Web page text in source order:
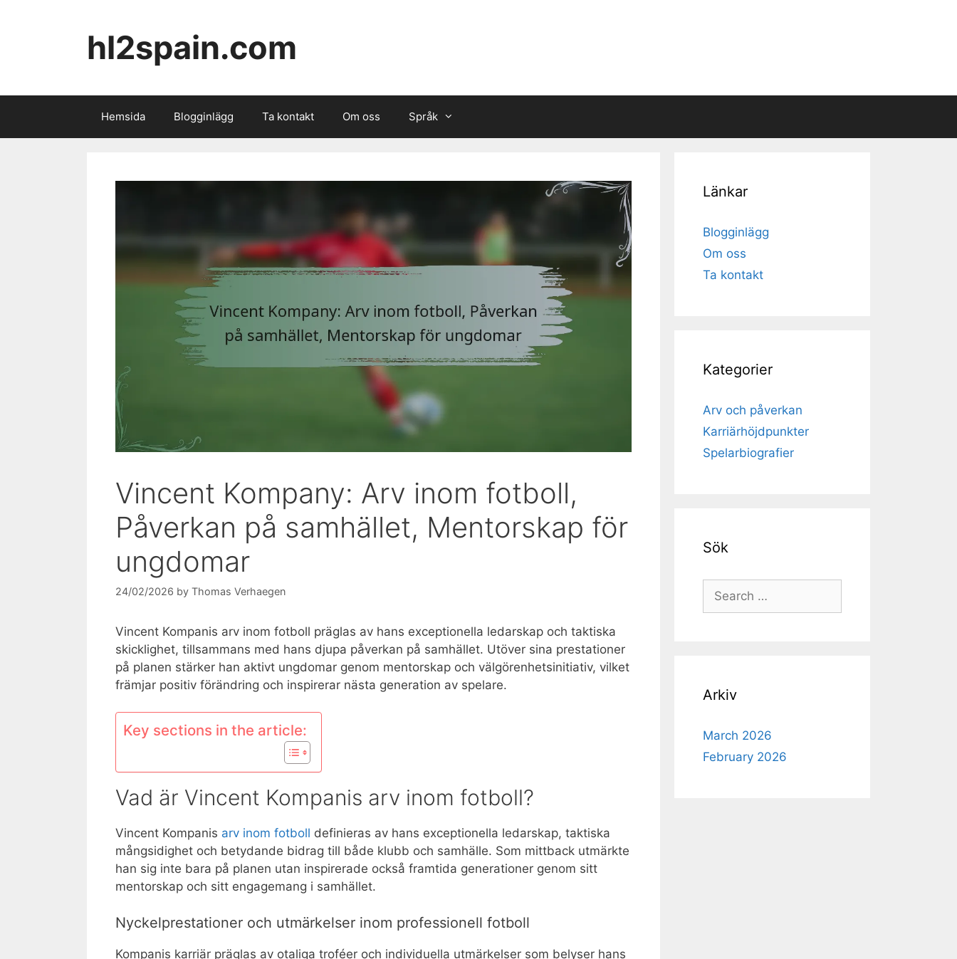
hl2spain.com
Hemsida Blogginlägg Ta kontakt Om oss Språk
Vincent Kompany: Arv inom fotboll,
Påverkan på samhället, Mentorskap för
ungdomar
24/02/2026 by Thomas Verhaegen
Vincent Kompanis arv inom fotboll präglas av hans exceptionella ledarskap och taktiska
skicklighet, tillsammans med hans djupa påverkan på samhället. Utöver sina prestationer
på planen stärker han aktivt ungdomar genom mentorskap och välgörenhetsinitiativ, vilket
främjar positiv förändring och inspirerar nästa generation av spelare.
Key sections in the article:
Vad är Vincent Kompanis arv inom fotboll?
Vincent Kompanis arv inom fotboll definieras av hans exceptionella ledarskap, taktiska
mångsidighet och betydande bidrag till både klubb och samhälle. Som mittback utmärkte
han sig inte bara på planen utan inspirerade också framtida generationer genom sitt
mentorskap och sitt engagemang i samhället.
Nyckelprestationer och utmärkelser inom professionell fotboll
Kompanis karriär präglas av otaliga troféer och individuella utmärkelser som belyser hans
Länkar
Blogginlägg
Om oss
Ta kontakt
Kategorier
Arv och påverkan
Karriärhöjdpunkter
Spelarbiografier
Sök
Search
for:
Arkiv
March 2026
February 2026